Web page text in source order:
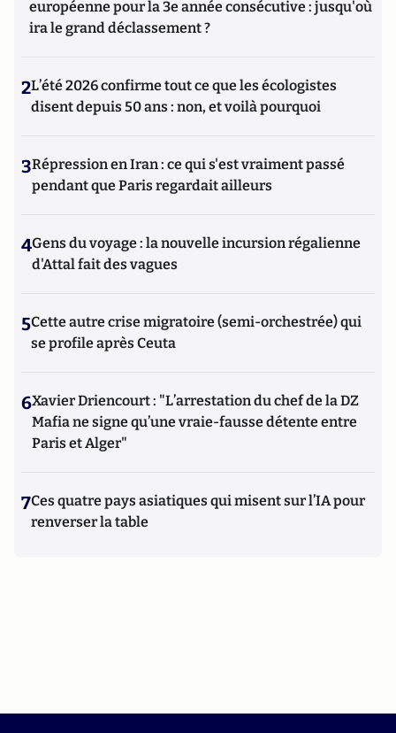
européenne pour la 3e année consécutive : jusqu'où
ira le grand déclassement ?
2L’été 2026 confirme tout ce que les écologistes
disent depuis 50 ans : non, et voilà pourquoi
3Répression en Iran : ce qui s'est vraiment passé
pendant que Paris regardait ailleurs
4Gens du voyage : la nouvelle incursion régalienne
d'Attal fait des vagues
5Cette autre crise migratoire (semi-orchestrée) qui
se profile après Ceuta
6Xavier Driencourt : "L’arrestation du chef de la DZ
Mafia ne signe qu’une vraie-fausse détente entre
Paris et Alger"
7Ces quatre pays asiatiques qui misent sur l’IA pour
renverser la table